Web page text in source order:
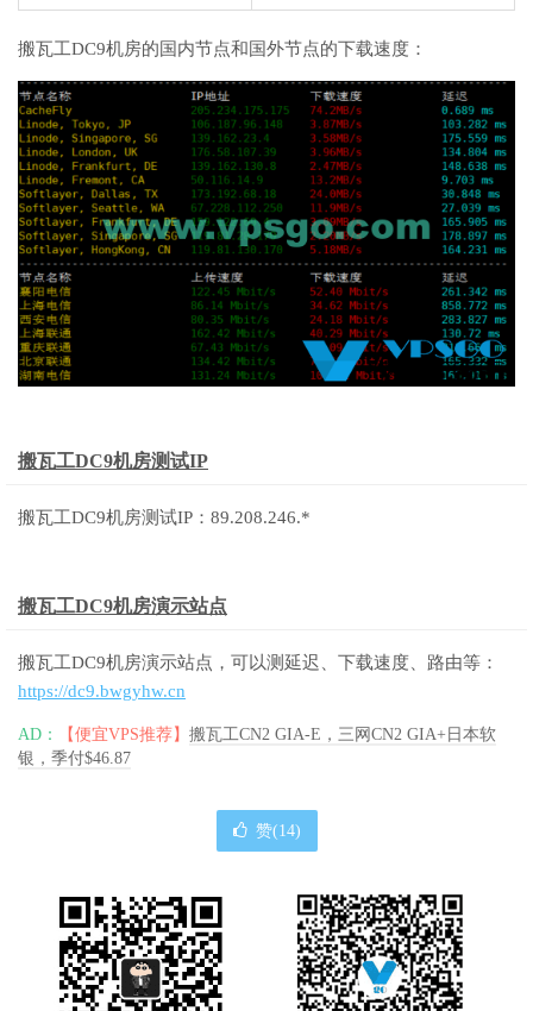
搬瓦工DC9机房的国内节点和国外节点的下载速度：
搬瓦工DC9机房测试IP
搬瓦工DC9机房测试IP：89.208.246.*
搬瓦工DC9机房演示站点
搬瓦工DC9机房演示站点，可以测延迟、下载速度、路由等：
https://dc9.bwgyhw.cn
AD： 【便宜VPS推荐】 搬瓦工CN2 GIA-E，三网CN2 GIA+日本软
银，季付$46.87
赞(14)